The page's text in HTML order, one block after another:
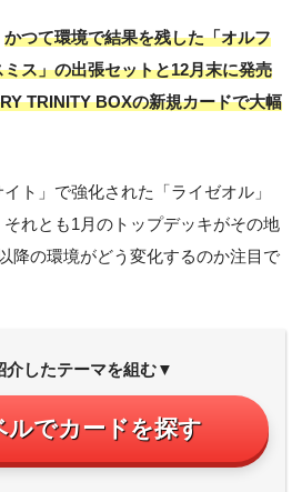
かつて環境で結果を残した「オルフ
ス」の出張セットと12月末に発売
TRINITY BOXの新規カードで大幅
ト」で強化された「ライゼオル」
れとも1月のトップデッキがその地
降の環境がどう変化するのか注目で
介したテーマを組む▼
ルでカードを探す